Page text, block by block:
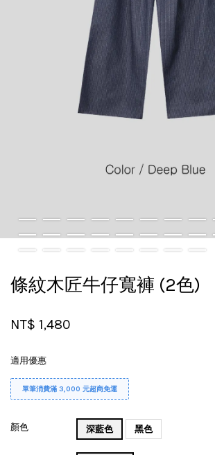
條紋木匠牛仔寬褲 (2色)
NT$ 1,480
適用優惠
單筆消費滿 3,000 元超商免運
顏色 深藍色 黑色